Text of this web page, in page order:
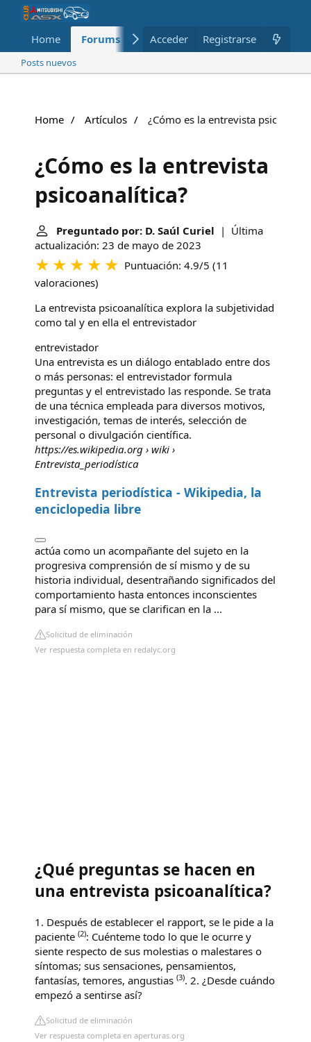
Home Forums Nuevo Miembros
Acceder Registrarse
Posts nuevos
Home Artículos ¿Cómo es la entrevista
¿Cómo es la entrevista
psicoanalítica?
Preguntado por: D. Saúl Curiel | Última
actualización: 23 de mayo de 2023
Puntuación: 4.9/5 (11
valoraciones)
La entrevista psicoanalítica explora la subjetividad
como tal y en ella el entrevistador
entrevistador
Una entrevista es un diálogo entablado entre dos
o más personas: el entrevistador formula
preguntas y el entrevistado las responde. Se trata
de una técnica empleada para diversos motivos,
investigación, temas de interés, selección de
personal o divulgación científica.
https://es.wikipedia.org › wiki ›
Entrevista_periodística
Entrevista periodística - Wikipedia, la
enciclopedia libre
actúa como un acompañante del sujeto en la
progresiva comprensión de sí mismo y de su
historia individual, desentrañando significados del
comportamiento hasta entonces inconscientes
para sí mismo, que se clarifican en la ...
Solicitud de eliminación
Ver respuesta completa en redalyc.org
¿Qué preguntas se hacen en
una entrevista psicoanalítica?
1. Después de establecer el rapport, se le pide a la
paciente (2): Cuénteme todo lo que le ocurre y
siente respecto de sus molestias o malestares o
síntomas; sus sensaciones, pensamientos,
fantasías, temores, angustias (3). 2. ¿Desde cuándo
empezó a sentirse así?
Solicitud de eliminación
Ver respuesta completa en aperturas.org